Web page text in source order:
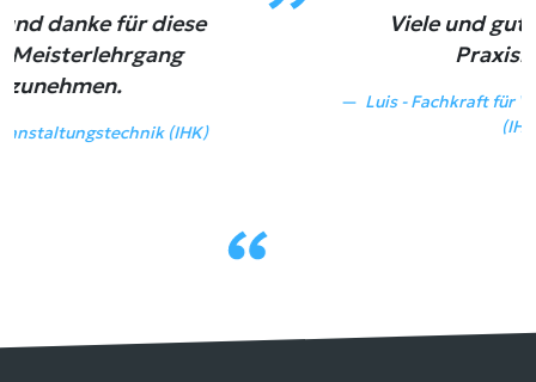
Viele und gute Inhalte mit
Luis - Fachkraft für Veranstaltunsgtechnik